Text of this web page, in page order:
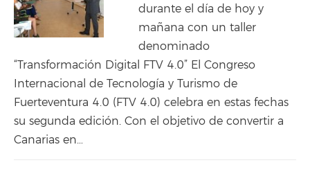
durante el día de hoy y
mañana con un taller
denominado
“Transformación Digital FTV 4.0” El Congreso
Internacional de Tecnología y Turismo de
Fuerteventura 4.0 (FTV 4.0) celebra en estas fechas
su segunda edición. Con el objetivo de convertir a
Canarias en…